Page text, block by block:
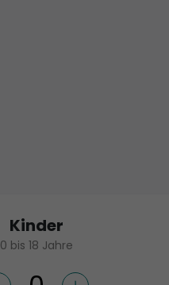
Kinder
0 bis 18 Jahre